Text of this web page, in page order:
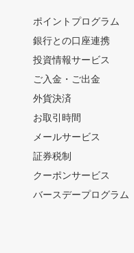
ポイントプログラム
銀行との口座連携
投資情報サービス
ご入金・ご出金
外貨決済
お取引時間
メールサービス
証券税制
クーポンサービス
バースデープログラム